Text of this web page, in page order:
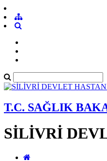
T.C. SAĞLIK
SİLİVRİ